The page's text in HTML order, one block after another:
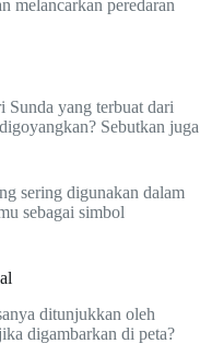
melancarkan peredaran
Sunda yang terbuat dari
Sebutkan juga
sering digunakan dalam
sebagai simbol
ditunjukkan oleh
digambarkan di peta?